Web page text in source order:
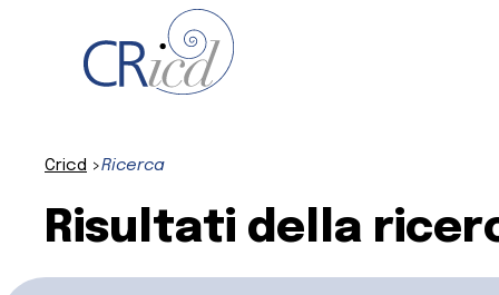
Cricd Ricerca
Risultati della